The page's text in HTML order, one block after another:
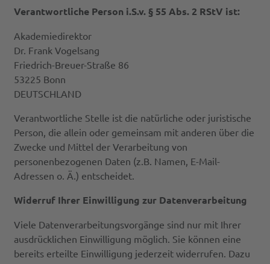
Verantwortliche Person i.S.v. § 55 Abs. 2 RStV ist:
Akademiedirektor
Dr. Frank Vogelsang
Friedrich-Breuer-Straße 86
53225 Bonn
DEUTSCHLAND
Verantwortliche Stelle ist die natürliche oder juristische
Person, die allein oder gemeinsam mit anderen über die
Zwecke und Mittel der Verarbeitung von
personenbezogenen Daten (z.B. Namen, E-Mail-
Adressen o. Ä.) entscheidet.
Widerruf Ihrer Einwilligung zur Datenverarbeitung
Viele Datenverarbeitungsvorgänge sind nur mit Ihrer
ausdrücklichen Einwilligung möglich. Sie können eine
bereits erteilte Einwilligung jederzeit widerrufen. Dazu